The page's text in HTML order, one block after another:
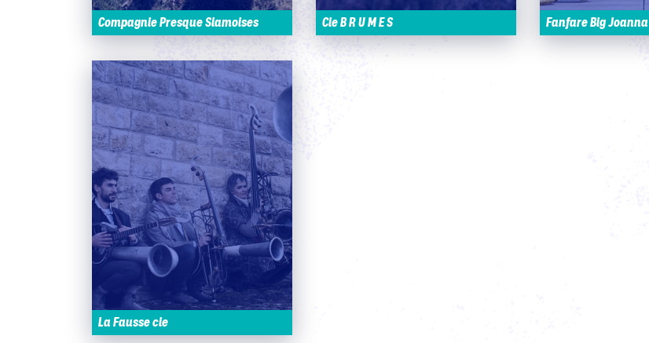
Compagnie Presque Siamoises Cie B R U M E S Fanfare Big Joanna
La Fausse cie